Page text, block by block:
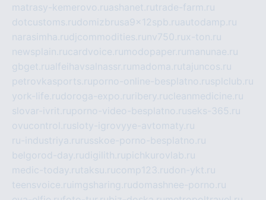
matrasy-kemerovo.ruashanet.rutrade-farm.ru
dotcustoms.rudomizbrusa9x12spb.ruautodamp.ru
narasimha.rudjcommodities.ru nv750.rux-ton.ru
newsplain.rucardvoice.ru modopaper.ru manunae.ru
gbget.rualfeihavsalnassr.ru madoma.rutajuncos.ru
petrovkasports.ruporno-online-besplatno.rusplclub.ru
york-life.rudoroga-expo.ru ribery.rucleanmedicine.ru
slovar-ivrit.ruporno-video-besplatno.ruseks-365.ru
ovucontrol.rusloty-igrovyye-avtomaty.ru
ru-industriya.ru russkoe-porno-besplatno.ru
belgorod-day.rudigilith.rupichkurovlab.ru
medic-today.rutaksu.rucomp123.rudon-ykt.ru
teensvoice.ru imgsharing.rudomashnee-porno.ru